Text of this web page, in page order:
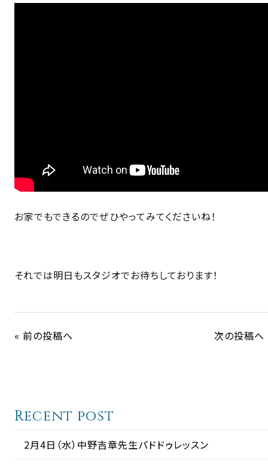
お家でもできるのでぜひやってみてくださいね！
それでは明日もスタジオでお待ちしております！
« 前の投稿へ 次の投稿へ
Recent post
2月4日（水）中野吉章先生パドドゥレッスン